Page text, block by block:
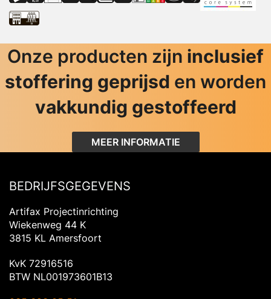
Onze producten zijn inclusief
stoffering geprijsd en worden
vakkundig gestoffeerd
MEER INFORMATIE
BEDRIJFSGEGEVENS
Artifax Projectinrichting
Wiekenweg 44 K
3815 KL Amersfoort
KvK 72916516
BTW NL001973601B13